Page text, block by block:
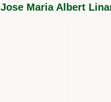
Jose Maria Albert